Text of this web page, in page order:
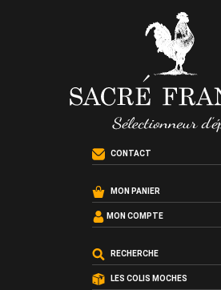
CONTACT
MON PANIER
MON COMPTE
RECHERCHE
LES COLIS MOCHES